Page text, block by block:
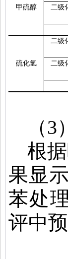
甲硫醇 二级
硫化氢
二级
二级
（3
根
果显
苯处
评中